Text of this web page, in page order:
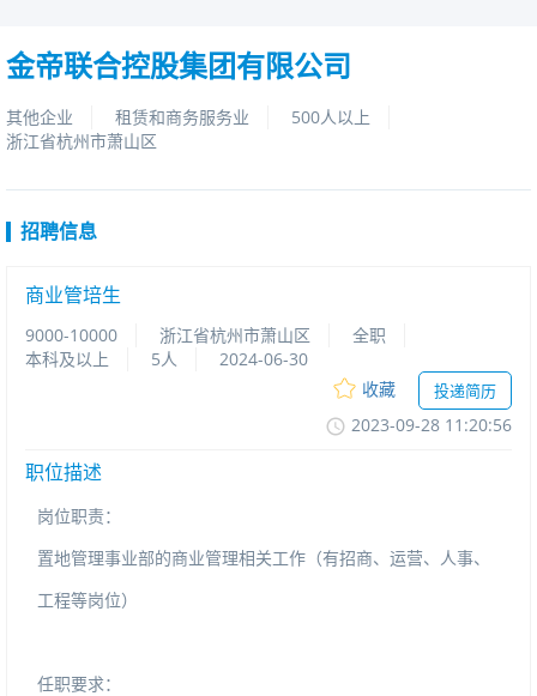
金帝联合控股集团有限公司
其他企业 租赁和商务服务业
500人以上
浙江省杭州市萧山区
招聘信息
商业管培生
9000-10000 浙江省杭州市萧山区
全职
本科及以上
5人
2024-06-30
收藏
投递简历
2023-09-2811:20:56
职位描述
岗位职责：
置地管理事业部的商业管理相关工作（有招商、运营、人事、
工程等岗位）
任职要求：